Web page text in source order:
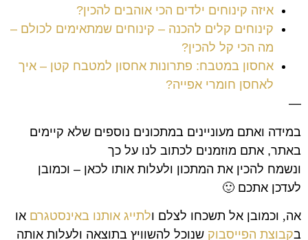
איזה קינוחים ילדים הכי אוהבים להכין?
קינוחים קלים להכנה – קינוחים שמתאימים לכולם –
מה הכי קל להכין?
אחסון במטבח: פתרונות אחסון למטבח קטן – איך
לאחסן חומרי אפייה?
—
במידה ואתם מעוניינים במתכונים נוספים שלא קיימים
באתר, אתם מוזמנים לכתוב לנו על כך
ונשמח להכין את המתכון ולעלות אותו לכאן – וכמובן
לעדכן אתכם 🙂
אה, וכמובן אל תשכחו לצלם ולתייג אותנו באינסטגרם או
בקבוצת הפייסבוק שנוכל להשוויץ בתוצאה ולעלות אותה